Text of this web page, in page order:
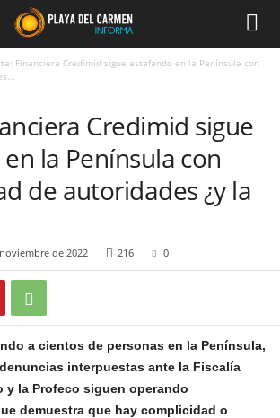
Financiera Credimid sigue estafando en la Península con
Credimid sigue
la Península con
de autoridades ¿y la
de 2022 216 0
a cientos de personas en la Península,
interpuestas ante la Fiscalía
y la Profeco siguen operando
demuestra que hay complicidad o